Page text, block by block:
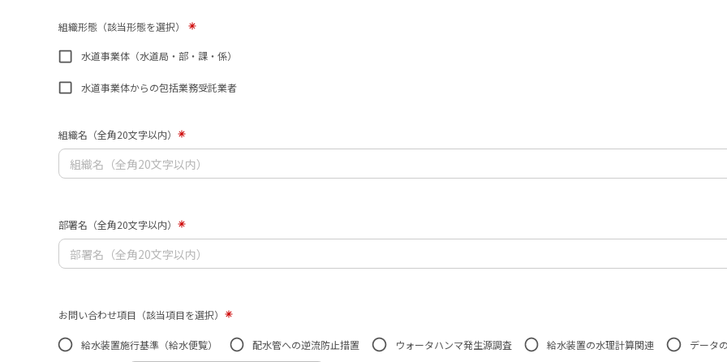
組織形態（該当形態を選択）
水道事業体（水道局・部・課・係）
水道事業体からの包括業務受託業者
組織名（全角20文字以内）
部署名（全角20文字以内）
お問い合わせ項目（該当項目を選択）
給水装置施行基準（給水便覧） 配水管への逆流防止措置 ウォータハンマ発生源調査 給水装置の水理計算関連 データ